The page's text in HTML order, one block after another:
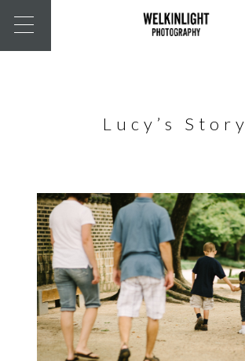
Lucy’s Story